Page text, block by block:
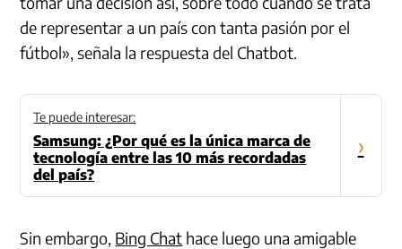
de representar a un país con tanta pasión por el
fútbol», señala la respuesta del Chatbot.
Te puede interesar:
Samsung: ¿Por qué es la única marca de
tecnología entre las 10 más recordadas
del país?
›
Sin embargo, Bing Chat hace luego una amigable